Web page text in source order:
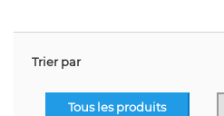
Trier par
Tous les produits